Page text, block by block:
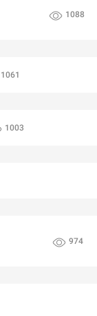
1088
1061
1003
974